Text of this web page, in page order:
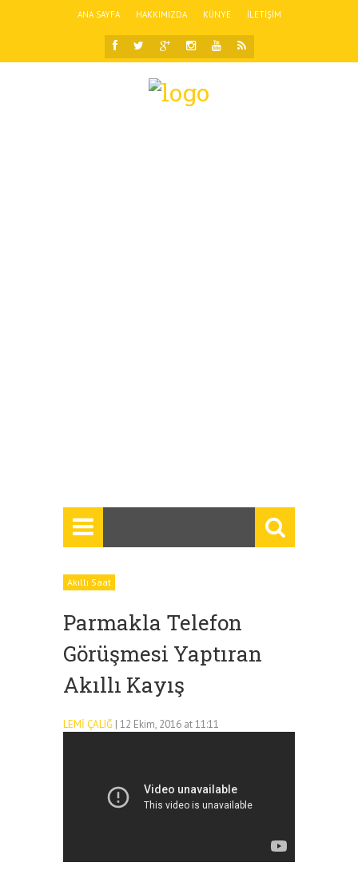
ANA SAYFA HAKKIMIZDA KÜNYE İLETIŞIM
Akıllı Saat
Parmakla Telefon
Görüşmesi Yaptıran
Akıllı Kayış
LEMI ÇALIĞ | 12 Ekim, 2016 at 11:11